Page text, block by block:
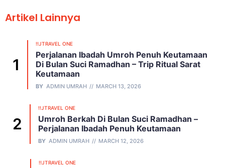
Artikel Lainnya
!!JTRAVEL ONE
Perjalanan Ibadah Umroh Penuh Keutamaan
Di Bulan Suci Ramadhan – Trip Ritual Sarat
Keutamaan
BY ADMIN UMRAH MARCH 13, 2026
!!JTRAVEL ONE
Umroh Berkah Di Bulan Suci Ramadhan –
Perjalanan Ibadah Penuh Keutamaan
BY ADMIN UMRAH MARCH 12, 2026
!!JTRAVEL ONE